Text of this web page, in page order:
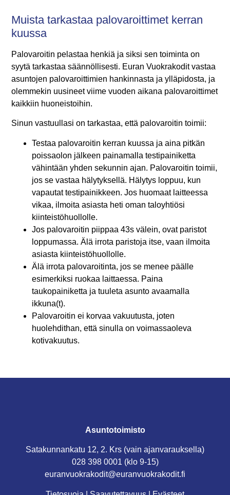
Muista tarkastaa palovaroittimet kerran
kuussa
Palovaroitin pelastaa henkiä ja siksi sen toiminta on
syytä tarkastaa säännöllisesti. Euran Vuokrakodit vastaa
asuntojen palovaroittimien hankinnasta ja ylläpidosta, ja
olemmekin uusineet viime vuoden aikana palovaroittimet
kaikkiin huoneistoihin.
Sinun vastuullasi on tarkastaa, että palovaroitin toimii:
Testaa palovaroitin kerran kuussa ja aina pitkän
poissaolon jälkeen painamalla testipainiketta
vähintään yhden sekunnin ajan. Palovaroitin toimii,
jos se vastaa hälytyksellä. Hälytys loppuu, kun
vapautat testipainikkeen. Jos huomaat laitteessa
vikaa, ilmoita asiasta heti oman taloyhtiösi
kiinteistöhuollolle.
Jos palovaroitin piippaa 43s välein, ovat paristot
loppumassa. Älä irrota paristoja itse, vaan ilmoita
asiasta kiinteistöhuollolle.
Älä irrota palovaroitinta, jos se menee päälle
esimerkiksi ruokaa laittaessa. Paina
taukopainiketta ja tuuleta asunto avaamalla
ikkuna(t).
Palovaroitin ei korvaa vakuutusta, joten
huolehdithan, että sinulla on voimassaoleva
kotivakuutus.
Asuntotoimisto
Satakunnankatu 12, 2. Krs (vain ajanvarauksella)
028 398 0001 (klo 9-15)
euranvuokrakodit@euranvuokrakodit.fi